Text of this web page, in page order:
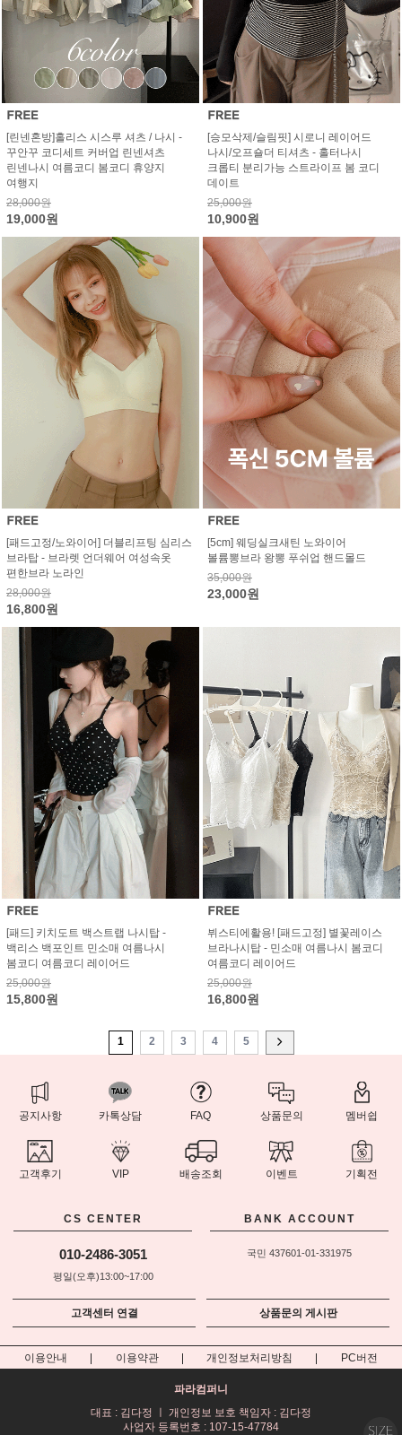
[린넨혼방]홀리스 시스루 셔츠 / 나시 -
꾸안꾸 코디세트 커버업 린넨셔츠
린넨나시 여름코디 봄코디 휴양지
여행지
28,000원
19,000원
[승모삭제/슬림핏] 시로니 레이어드
나시/오프숄더 티셔츠 - 홀터나시
크롭티 분리가능 스트라이프 봄 코디
데이트
25,000원
10,900원
[패드고정/노와이어] 더블리프팅 심리스
브라탑 - 브라렛 언더웨어 여성속옷
편한브라 노라인
28,000원
16,800원
[5cm] 웨딩실크새틴 노와이어
볼륨뽕브라 왕뽕 푸쉬업 핸드몰드
35,000원
23,000원
[패드] 키치도트 백스트랩 나시탑 -
백리스 백포인트 민소매 여름나시
봄코디 여름코디 레이어드
25,000원
15,800원
뷔스티에활용! [패드고정] 별꽃레이스
브라나시탑 - 민소매 여름나시 봄코디
여름코디 레이어드
25,000원
16,800원
1 2 3 4 5
공지사항 카톡상담 FAQ 상품문의 멤버쉽
고객후기 VIP 배송조회 이벤트 기획전
CS CENTER
010-2486-3051
평일(오후)13:00~17:00
BANK ACCOUNT
국민 437601-01-331975
고객센터 연결 상품문의 게시판
이용안내 이용약관 개인정보처리방침 PC버전
파라컴퍼니
대표 : 김다정 ㅣ 개인정보 보호 책임자 : 김다정
사업자 등록번호 : 107-15-47784